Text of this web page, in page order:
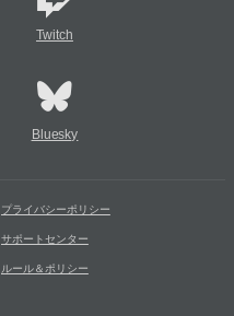
Twitch
Bluesky
プライバシーポリシー
サポートセンター
ルール＆ポリシー